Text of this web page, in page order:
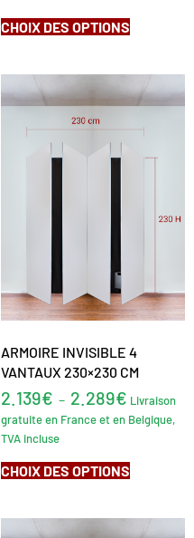
CHOIX DES OPTIONS
ARMOIRE INVISIBLE 4
VANTAUX 230×230 CM
2.139€ – 2.289€ Livraison
gratuite en France et en Belgique,
TVA incluse
CHOIX DES OPTIONS